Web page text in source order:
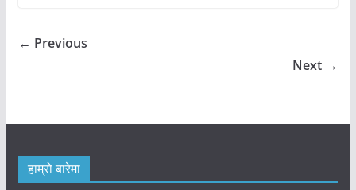
← Previous
Next →
हाम्रो बारेमा